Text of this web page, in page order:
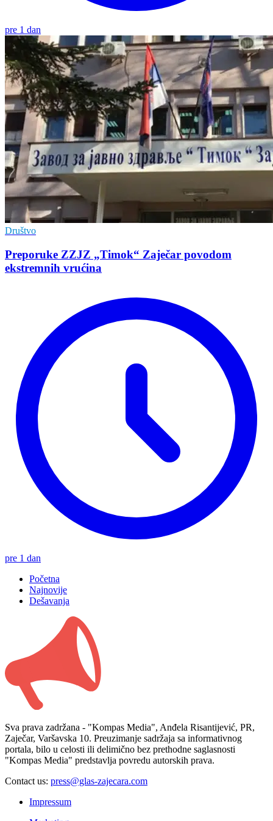
pre 1 dan
Društvo
Preporuke ZZJZ „Timok“ Zaječar povodom
ekstremnih vrućina
pre 1 dan
Početna
Najnovije
Dešavanja
Sva prava zadržana - "Kompas Media", Anđela Risantijević, PR,
Zaječar, Varšavska 10. Preuzimanje sadržaja sa informativnog
portala, bilo u celosti ili delimično bez prethodne saglasnosti
"Kompas Media" predstavlja povredu autorskih prava.
Contact us: press@glas-zajecara.com
Impressum